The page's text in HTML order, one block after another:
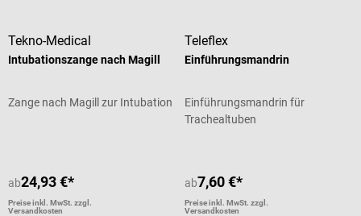
Tekno-Medical
Intubationszange nach Magill
Zange nach Magill zur Intubation
ab24,93 €*
Preise inkl. MwSt. zzgl.
Versandkosten
Teleflex
Einführungsmandrin
Einführungsmandrin für
Trachealtuben
ab7,60 €*
Preise inkl. MwSt. zzgl.
Versandkosten